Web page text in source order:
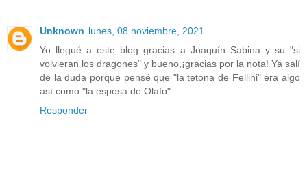
Unknown lunes, 08 noviembre, 2021
Yo llegué a este blog gracias a Joaquín Sabina y su "si
volvieran los dragones" y bueno,¡gracias por la nota! Ya salí
de la duda porque pensé que "la tetona de Fellini" era algo
así como "la esposa de Olafo".
Responder